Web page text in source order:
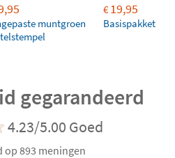
muntgroen
€19,95
Basispakket
gegarandeerd
4.23/5.00 Goed
op 893 meningen